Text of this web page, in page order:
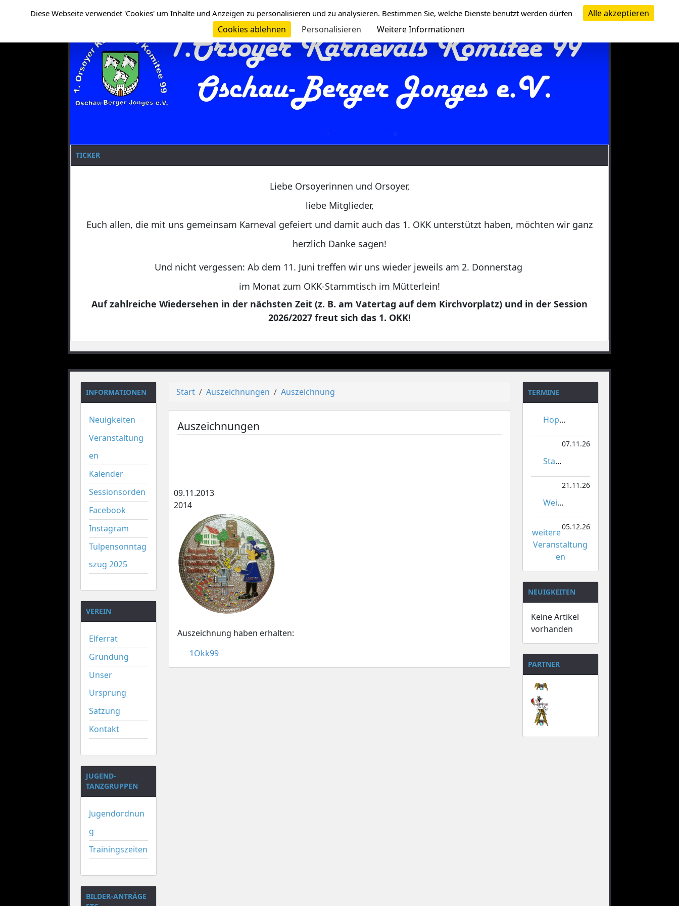
TICKER
Liebe Orsoyerinnen und Orsoyer,
liebe Mitglieder,
Euch allen, die mit uns gemeinsam Karneval gefeiert und damit auch das 1. OKK unterstützt haben, möchten wir ganz
herzlich Danke sagen!
Und nicht vergessen: Ab dem 11. Juni treffen wir uns wieder jeweils am 2. Donnerstag
im Monat zum OKK-Stammtisch im Mütterlein!
Auf zahlreiche Wiedersehen in der nächsten Zeit (z. B. am Vatertag auf dem Kirchvorplatz) und in der Session
2026/2027 freut sich das 1. OKK!
INFORMATIONEN
Neuigkeiten
Veranstaltung
en
Kalender
Sessionsorden
Facebook
Instagram
Tulpensonntag
szug 2025
VEREIN
Elferrat
Gründung
Unser
Ursprung
Satzung
Kontakt
JUGEND-
TANZGRUPPEN
Jugendordnun
g
Trainingszeiten
BILDER-ANTRÄGE
Start Auszeichnungen Auszeichnung
Auszeichnungen
09.11.2013
2014
Auszeichnung haben erhalten:
1Okk99
TERMINE
Hoppeditzerwachen
07.11.26
Stadtmeisterschaften im Gardetanz
21.11.26
Weihnachtsmarkt Orsoy
05.12.26
weitere
Veranstaltung
en
NEUIGKEITEN
Keine Artikel
vorhanden
PARTNER
Diese Webseite verwendet 'Cookies' um Inhalte und Anzeigen zu personalisieren und zu analysieren. Bestimmen Sie, welche Dienste benutzt werden dürfen
Alle akzeptieren
Cookies ablehnen
Personalisieren Weitere Informationen